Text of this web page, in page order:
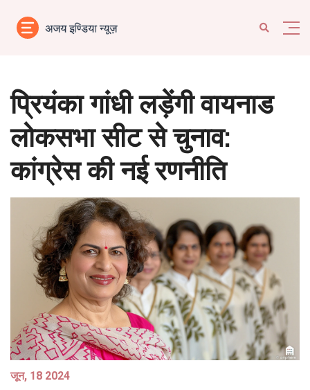
प्रियंका गांधी लड़ेंगी वायनाड
लोकसभा सीट से चुनाव:
कांग्रेस की नई रणनीति
जून, 18 2024